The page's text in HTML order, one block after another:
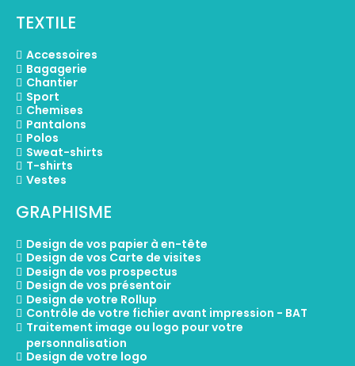
TEXTILE
Accessoires
Bagagerie
Chantier
Sport
Chemises
Pantalons
Polos
Sweat-shirts
T-shirts
Vestes
GRAPHISME
Design de vos papier à en-tête
Design de vos Carte de visites
Design de vos prospectus
Design de vos présentoir
Design de votre Rollup
Contrôle de votre fichier avant impression - BAT
Traitement image ou logo pour votre
personnalisation
Design de votre logo